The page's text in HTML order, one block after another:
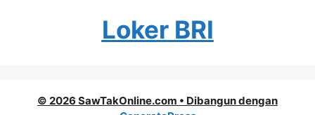
Loker BRI
© 2026 SawTakOnline.com • Dibangun dengan